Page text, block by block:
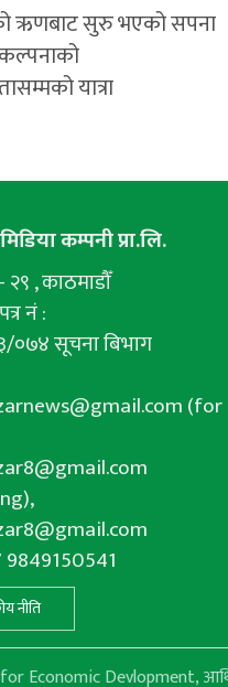
ऋणबाट सुरु भएको सपना
यात्रा
कम्पनी प्रा.लि.
, काठमाडौँ
नं :
०७४ सूचना बिभाग
(for
9849150541
नीति
Economic Devlopment,